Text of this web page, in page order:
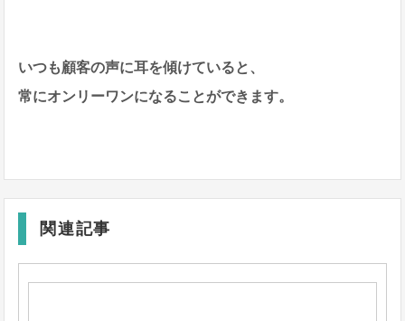
いつも顧客の声に耳を傾けていると、
常にオンリーワンになることができます。
関連記事